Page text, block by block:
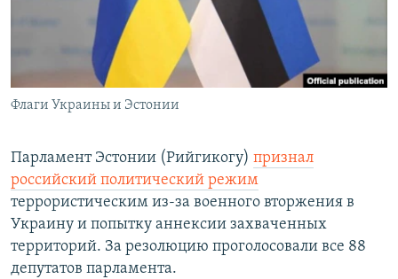
ПОБЕДИТЕЛЕЙ НЕ СУДЯТ?
КРЫМ.НЕПОКОРЕННЫЙ
УКРАИНСКАЯ ПРОБЛЕМА КРЫМА
ПРИСОЕДИНЯЙТЕСЬ!
Флаги Украины и Эстонии
Парламент Эстонии (Рийгикогу) признал
российский политический режим
террористическим из-за военного вторжения в
Украину и попытку аннексии захваченных
территорий. За резолюцию проголосовали все 88
депутатов парламента.